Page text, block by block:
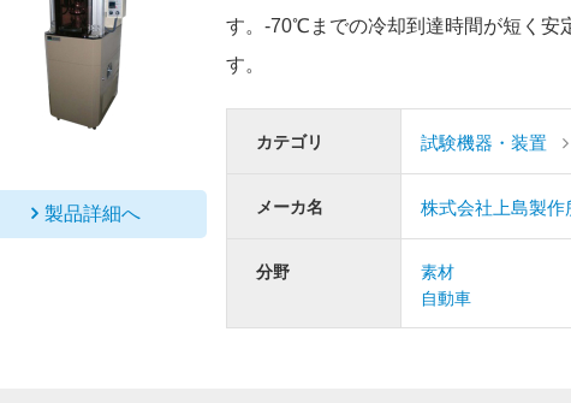
製品詳細へ
す。-70℃までの冷却到達時間が短く安
す。
カテゴリ 試験機器・装置
メーカ名 株式会社上島製作
分野
素材
自動車